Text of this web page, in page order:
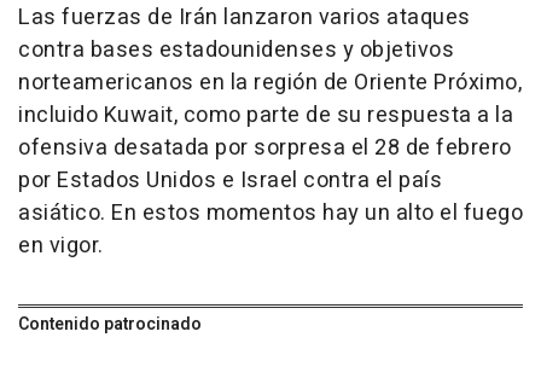
Las fuerzas de Irán lanzaron varios ataques
contra bases estadounidenses y objetivos
norteamericanos en la región de Oriente Próximo,
incluido Kuwait, como parte de su respuesta a la
ofensiva desatada por sorpresa el 28 de febrero
por Estados Unidos e Israel contra el país
asiático. En estos momentos hay un alto el fuego
en vigor.
Contenido patrocinado